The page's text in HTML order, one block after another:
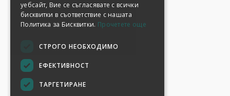
уебсайт, Вие се съгласявате с всички
бисквитки в съответствие с нашата
Политика за Бисквитки. Прочетете още
СТРОГО НЕОБХОДИМО
ЕФЕКТИВНОСТ
ТАРГЕТИРАНЕ